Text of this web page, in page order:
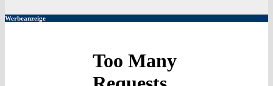
Werbeanzeige